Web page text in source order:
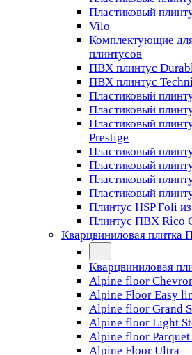
Пластиковый
Vilo
Комплектующие
плинтусов
ПВХ плинтус
ПВХ плинтус
Пластиковый
Пластиковый
Пластиковый
Prestige
Пластиковый
Пластиковый
Пластиковый
Пластиковый
Плинтус HSP Foli
Плинтус ПВХ Rico
Кварцвиниловая плитка
Кварцвиниловая
Alpine floor
Alpine Floor Easy
Alpine floor Grand
Alpine floor Light
Alpine floor Parquet
Alpine Floor Ultra